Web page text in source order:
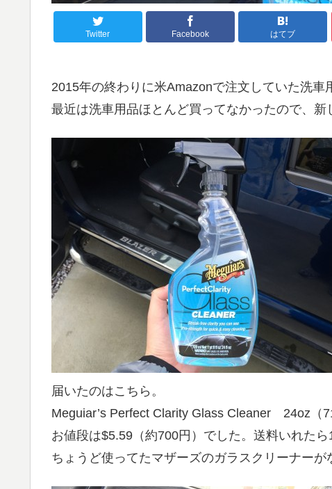
Twitter Facebook はてブ
2015年の終わりに米Amazonで注文していた洗車
最近は洗車用品ほとんど買ってなかったので、新
届いたのはこちら。
Meguiar’s Perfect Clarity Glass Cleaner 24oz（
お値段は$5.59（約700円）でした。送料いれたら
ちょうど使ってたマザーズのガラスクリーナーが